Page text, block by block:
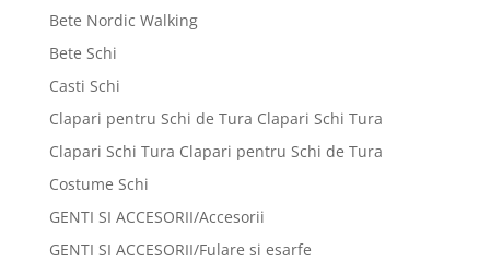
Bete Nordic Walking
Bete Schi
Casti Schi
Clapari pentru Schi de Tura Clapari Schi Tura
Clapari Schi Tura Clapari pentru Schi de Tura
Costume Schi
GENTI SI ACCESORII/Accesorii
GENTI SI ACCESORII/Fulare si esarfe